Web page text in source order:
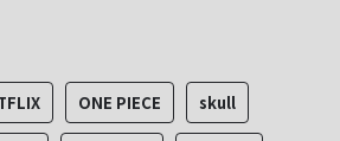
ONE PIECE skull